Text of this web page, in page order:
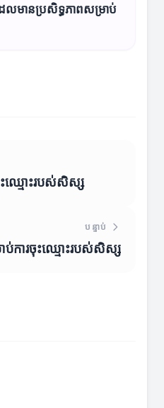
ែលមានប្រសិទ្ធភាពសម្រាប់
ះឈ្មោះរបស់សិស្ស
បន្ទាប់
ាប់ការចុះឈ្មោះរបស់សិស្ស